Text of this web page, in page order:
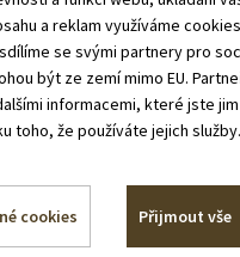
a reklam využíváme
se svými partnery pro
být ze zemí mimo EU.
informacemi, které jste
toho, že používáte jejich
cookies Přijmout vše